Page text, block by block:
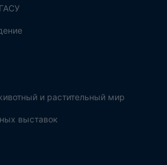
и растительный мир
выставок